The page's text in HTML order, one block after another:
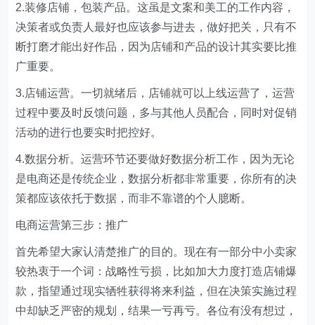
2.装修店铺，包装产品。这虽是文案和美工的工作内容，
决策者或负责人最好也应该参与进去，做好把关，只有不
断打磨才能出好作品，因为店铺和产品的设计其实要比推
广重要。
3.店铺运营。一切就绪后，店铺就可以上线运营了，运营
过程中要及时反馈问题，多与其他人员配合，同时对促销
活动的进行也要实时把控好。
4.数据分析。运营环节还要做好数据分析工作，因为无论
是电商还是传统企业，数据分析都非常重要，你所有的决
策都应该依托于数据，而非不靠谱的个人臆断。
电商运营第三步：推广
首先希望大家认清楚推广的目的。现在有一部分中小卖家
较热衷于一个词：战略性亏损，比如加大力度打造店铺爆
款，指望通过现实牺牲获得将来利益，但在决策实施过程
中却缺乏严密的规划，结果一亏再亏。各位有没有想过，